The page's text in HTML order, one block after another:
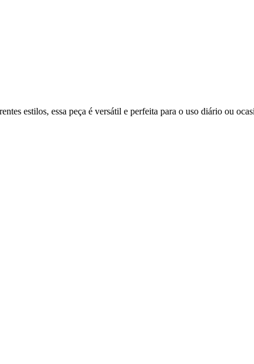
estilos, essa peça é versátil e perfeita para o uso diário ou